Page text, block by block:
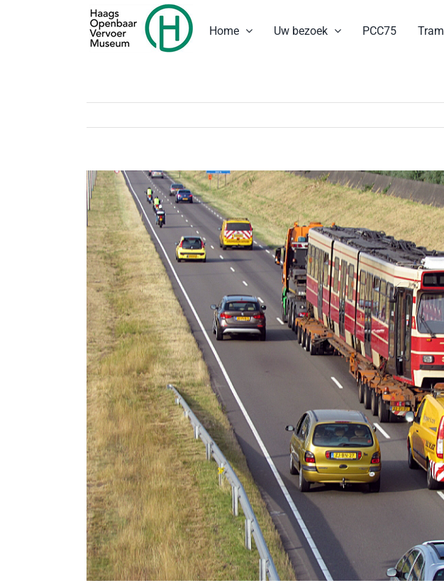
Home Uw bezoek PCC75
Bekijk
grotere
afbeelding